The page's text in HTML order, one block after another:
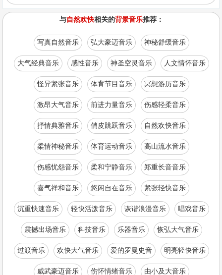
与自然欢快相关的背景音乐推荐：
写真自然音乐 弘大豪迈音乐 神秘舒缓音乐
大气经典音乐 感性音乐 神圣空灵音乐 人文情怀音乐
怪异紧张音乐 体育节目音乐 冥想游历音乐
激昂大气音乐 前进力量音乐 伤感轻柔音乐
抒情典雅音乐 俏皮跳跃音乐 自然欢快音乐
柔情神秘音乐 体育运动音乐 高山流水音乐
伤感忧怨音乐 柔和宁静音乐 郑重长音音乐
喜气祥和音乐 悠闲自在音乐 紧张轻快音乐
沉重快速音乐 轻快活泼音乐 诙谐浪漫音乐 唱戏音乐
震撼出场音乐 科技音乐 乐器音乐 恢弘大气音乐
过渡音乐 欢快大气音乐 爱的罗曼史音 明亮轻快音乐
威武豪迈音乐 伤怀情绪音乐 由小及大音乐